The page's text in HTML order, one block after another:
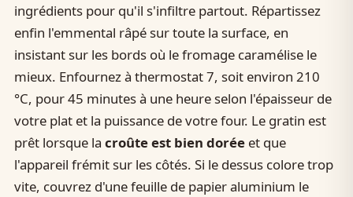
ingrédients pour qu'il s'infiltre partout. Répartissez
enfin l'emmental râpé sur toute la surface, en
insistant sur les bords où le fromage caramélise le
mieux. Enfournez à thermostat 7, soit environ 210
°C, pour 45 minutes à une heure selon l'épaisseur de
votre plat et la puissance de votre four. Le gratin est
prêt lorsque la croûte est bien doréeet que
l'appareil frémit sur les côtés. Si le dessus colore trop
vite, couvrez d'une feuille de papier aluminium le